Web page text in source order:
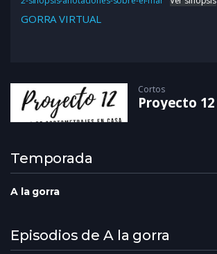
GORRA VIRTUAL
Cortos
Proyecto 12
Temporada
A la gorra
Episodios de A la gorra